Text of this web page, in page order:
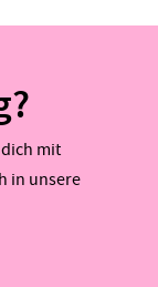
mit
in unsere